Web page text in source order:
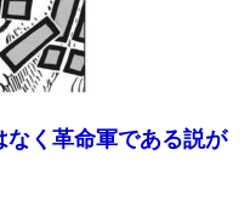
く革命軍である説が